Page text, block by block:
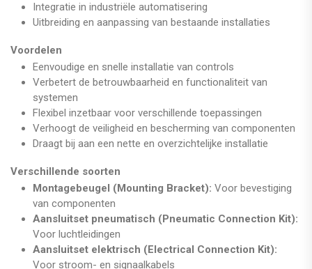
Integratie in industriële automatisering
Uitbreiding en aanpassing van bestaande installaties
Voordelen
Eenvoudige en snelle installatie van controls
Verbetert de betrouwbaarheid en functionaliteit van
systemen
Flexibel inzetbaar voor verschillende toepassingen
Verhoogt de veiligheid en bescherming van componenten
Draagt bij aan een nette en overzichtelijke installatie
Verschillende soorten
Montagebeugel (Mounting Bracket): Voor bevestiging
van componenten
Aansluitset pneumatisch (Pneumatic Connection Kit):
Voor luchtleidingen
Aansluitset elektrisch (Electrical Connection Kit):
Voor stroom- en signaalkabels